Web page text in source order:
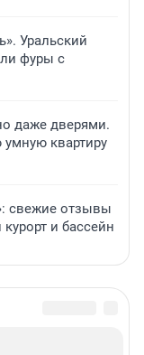
Уральский
фуры с
даже дверями.
квартиру
свежие отзывы
и бассейн